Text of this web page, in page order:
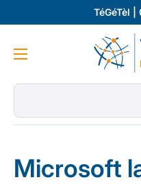
TéGéTèl
Microsoft